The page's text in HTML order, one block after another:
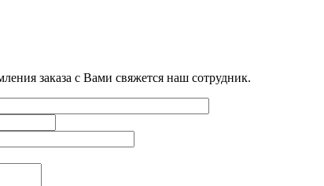
заказа с Вами свяжется наш сотрудник.